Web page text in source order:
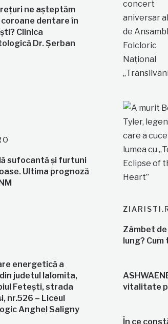
ne așteptăm
dentare în
Clinica
Dr. Șerban
sufocantă și furtuni
Ultima prognoză
energetică a
judetul Ialomita,
Fetești, strada
nr.526 – Liceul
Anghel Saligny
Zâmbet
lung?
vitalitate
În ce